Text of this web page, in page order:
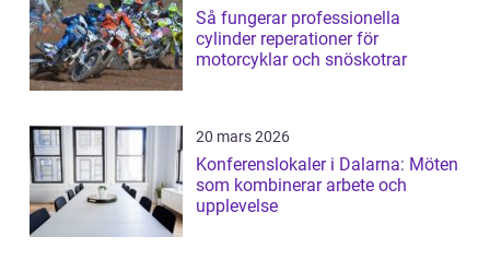
Så fungerar professionella
cylinder reperationer för
motorcyklar och snöskotrar
20 mars 2026
Konferenslokaler i Dalarna: Möten
som kombinerar arbete och
upplevelse